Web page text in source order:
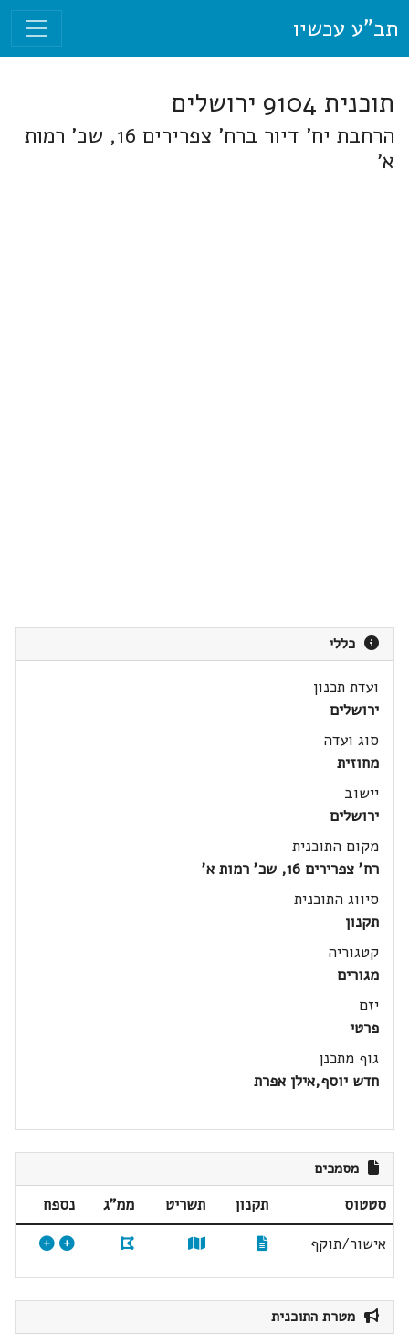
תב"ע עכשיו
תוכנית 9104 ירושלים
הרחבת יח' דיור ברח' צפרירים 16, שכ' רמות
א'
כללי
ועדת תכנון
ירושלים
סוג ועדה
מחוזית
יישוב
ירושלים
מקום התוכנית
רח' צפרירים 16, שכ' רמות א'
סיווג התוכנית
תקנון
קטגוריה
מגורים
יזם
פרטי
גוף מתכנן
חדש יוסף,אילן אפרת
מסמכים
סטטוס תקנון תשריט ממ"ג
נספח
אישור/תוקף
מטרת התוכנית